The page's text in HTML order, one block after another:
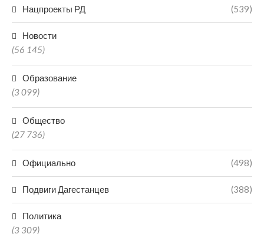
Нацпроекты РД (539)
Новости
(56 145)
Образование
(3 099)
Общество
(27 736)
Официально (498)
Подвиги Дагестанцев (388)
Политика
(3 309)